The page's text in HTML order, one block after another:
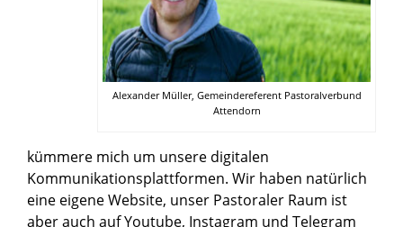
Alexander Müller, Gemeindereferent Pastoralverbund
Attendorn
kümmere mich um unsere digitalen
Kommunikationsplattformen. Wir haben natürlich
eine eigene Website, unser Pastoraler Raum ist
aber auch auf Youtube, Instagram und Telegram